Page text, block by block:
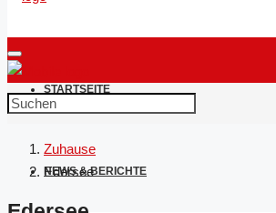
STARTSEITE
NEWS & BERICHTE
Zuhause
Edersee